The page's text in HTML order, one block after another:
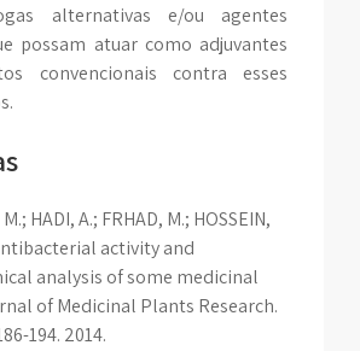
alternativas e/ou agentes
possam atuar como adjuvantes
convencionais contra esses
HADI, A.; FRHAD, M.; HOSSEIN,
activity and
analysis of some medicinal
of Medicinal Plants Research.
194. 2014.